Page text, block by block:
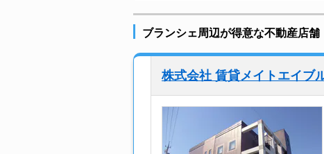
ブランシェ周辺が得意な不動産店舗
株式会社 賃貸メイトエイブ